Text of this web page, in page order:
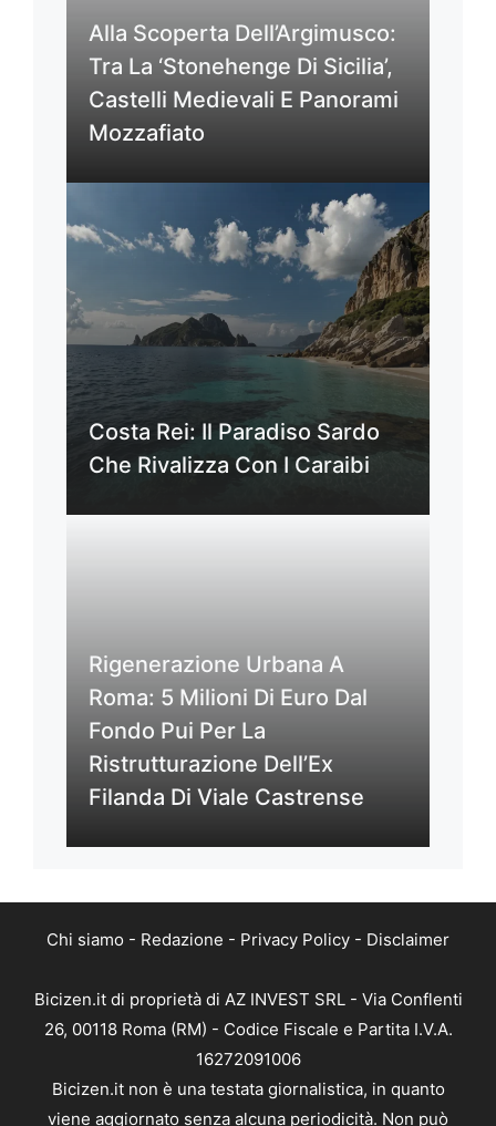
Alla Scoperta Dell’Argimusco:
Tra La ‘Stonehenge Di Sicilia’,
Castelli Medievali E Panorami
Mozzafiato
Costa Rei: Il Paradiso Sardo
Che Rivalizza Con I Caraibi
Rigenerazione Urbana A
Roma: 5 Milioni Di Euro Dal
Fondo Pui Per La
Ristrutturazione Dell’Ex
Filanda Di Viale Castrense
Chi siamo - Redazione - Privacy Policy - Disclaimer
Bicizen.it di proprietà di AZ INVEST SRL - Via Conflenti
26, 00118 Roma (RM) - Codice Fiscale e Partita I.V.A.
16272091006
Bicizen.it non è una testata giornalistica, in quanto
viene aggiornato senza alcuna periodicità. Non può